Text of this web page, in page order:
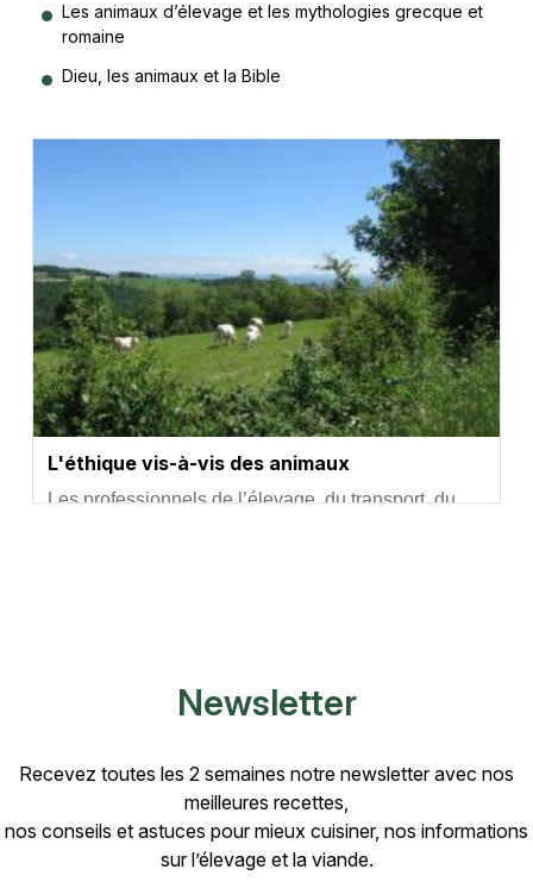
Les animaux d’élevage et les mythologies grecque et
romaine
Dieu, les animaux et la Bible
L'éthique vis-à-vis des animaux
Résumé
Les professionnels de l’élevage, du transport, du
Newsletter
Recevez toutes les 2 semaines notre newsletter avec nos
meilleures recettes,
nos conseils et astuces pour mieux cuisiner, nos informations
sur l’élevage et la viande.